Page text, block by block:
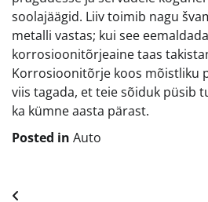
soolajäägid. Liiv toimib nagu
metalli vastas; kui see
korrosioonitõrjeaine taas
Korrosioonitõrje koos mõistliku
viis tagada, et teie sõiduk püsib
ka kümne aasta pärast.
Posted in Auto